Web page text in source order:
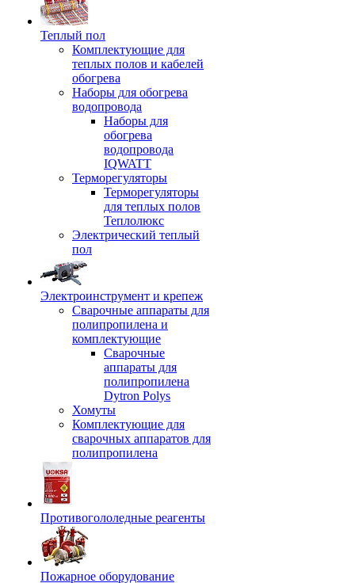
Теплый пол
Комплектующие для
теплых полов и кабелей
обогрева
Наборы для обогрева
водопровода
Наборы для
обогрева
водопровода
IQWATT
Терморегуляторы
Терморегуляторы
для теплых полов
Теплолюкс
Электрический теплый
пол
Электроинструмент и крепеж
Сварочные аппараты для
полипропилена и
комплектующие
Сварочные
аппараты для
полипропилена
Dytron Polys
Хомуты
Комплектующие для
сварочных аппаратов для
полипропилена
Противогололедные реагенты
Пожарное оборудование